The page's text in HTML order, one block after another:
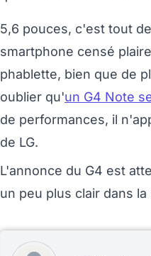
5,6 pouces, c'est tout
smartphone censé
phablette, bien que de
oublier qu'un G4 Note
de performances, il
de LG.
L'annonce du G4 est
un peu plus clair dans